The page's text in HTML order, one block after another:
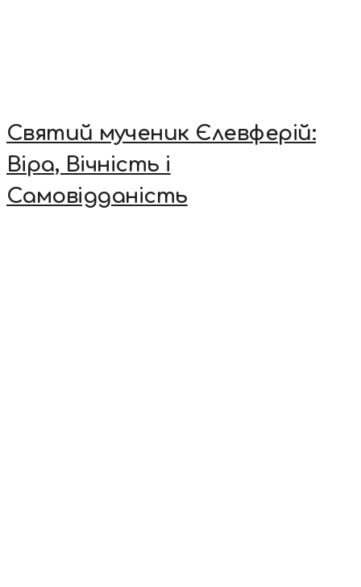
Святий мученик Єлевферій:
Віра, Вічність і
Самовідданість